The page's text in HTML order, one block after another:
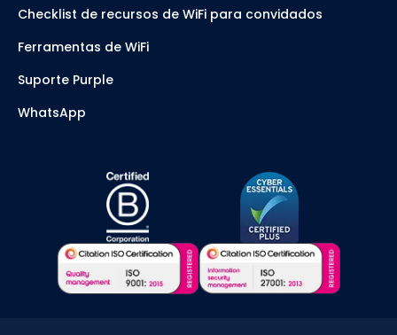
Checklist de recursos de WiFi para convidados
Ferramentas de WiFi
Suporte Purple
WhatsApp